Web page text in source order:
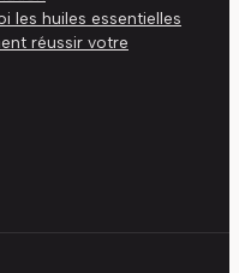
les huiles essentielles
réussir votre